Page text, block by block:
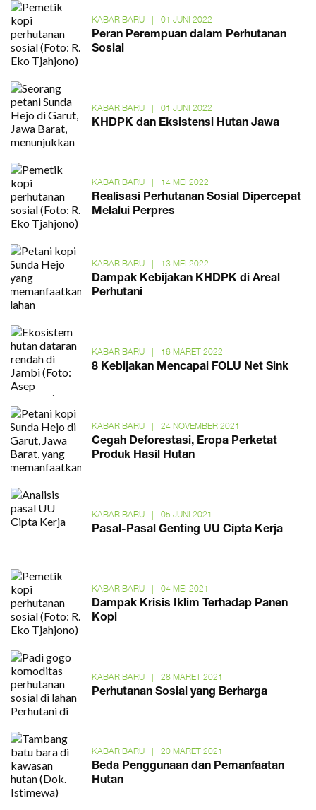
KABAR BARU | 01 JUNI 2022
Peran Perempuan dalam Perhutanan
Sosial
KABAR BARU | 01 JUNI 2022
KHDPK dan Eksistensi Hutan Jawa
KABAR BARU | 14 MEI 2022
Realisasi Perhutanan Sosial Dipercepat
Melalui Perpres
KABAR BARU | 13 MEI 2022
Dampak Kebijakan KHDPK di Areal
Perhutani
KABAR BARU | 16 MARET 2022
8 Kebijakan Mencapai FOLU Net Sink
KABAR BARU | 24 NOVEMBER 2021
Cegah Deforestasi, Eropa Perketat
Produk Hasil Hutan
KABAR BARU | 05 JUNI 2021
Pasal-Pasal Genting UU Cipta Kerja
KABAR BARU | 04 MEI 2021
Dampak Krisis Iklim Terhadap Panen
Kopi
KABAR BARU | 28 MARET 2021
Perhutanan Sosial yang Berharga
KABAR BARU | 20 MARET 2021
Beda Penggunaan dan Pemanfaatan
Hutan